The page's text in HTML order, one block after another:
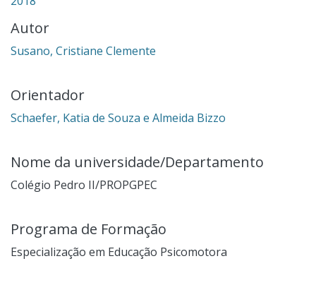
Autor
Susano, Cristiane Clemente
Orientador
Schaefer, Katia de Souza e Almeida Bizzo
Nome da universidade/Departamento
Colégio Pedro II/PROPGPEC
Programa de Formação
Especialização em Educação Psicomotora